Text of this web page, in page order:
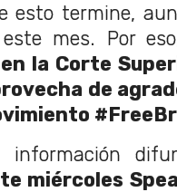
esto termine,
mes. Por
la Corte
de
información
miércoles